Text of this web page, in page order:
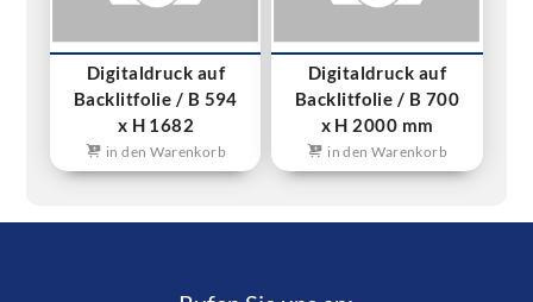
Digitaldruck auf
Backlitfolie / B 594
x H 1682
in den Warenkorb
Digitaldruck auf
Backlitfolie / B 700
x H 2000 mm
in den Warenkorb